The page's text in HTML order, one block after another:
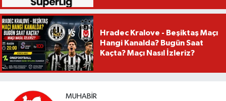
Hradec Kralove - Beşiktaş Maçı
Hangi Kanalda? Bugün Saat
Kaçta? Maçı Nasıl İzleriz?
MUHABIR